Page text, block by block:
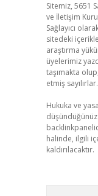
Sitemiz, 5651
ve İletişim
Sağlayıcı
sitedeki
araştırma
üyelerimiz
taşımakta
etmiş sayılırlar.
Hukuka ve
halinde, ilgili
kaldırılacaktır.